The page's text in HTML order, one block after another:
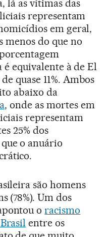
lá as vítimas das
representam
em geral,
menos do que no
equivalente à de El
quase 11%. Ambos
abaixo da
, onde as mortes em
representam
25% dos
o anuário
são homens
(78%). Um dos
oracismo
entre os